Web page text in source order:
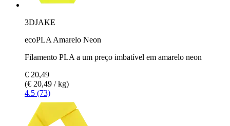
3DJAKE
ecoPLA Amarelo Neon
Filamento PLA a um preço imbatível em amarelo neon
€ 20,49
(€ 20,49 / kg)
4.5 (73)